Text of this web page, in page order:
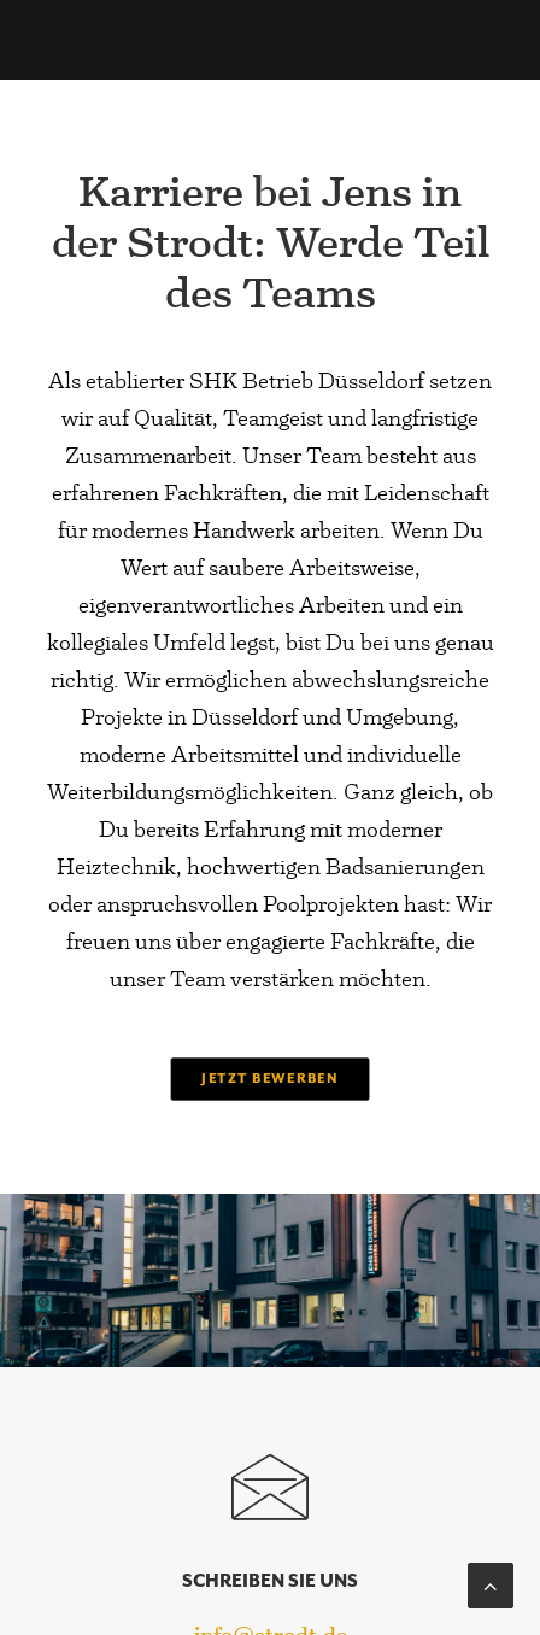
Karriere bei Jens in
der Strodt: Werde Teil
des Teams
Als etablierter SHK Betrieb Düsseldorf setzen
wir auf Qualität, Teamgeist und langfristige
Zusammenarbeit. Unser Team besteht aus
erfahrenen Fachkräften, die mit Leidenschaft
für modernes Handwerk arbeiten. Wenn Du
Wert auf saubere Arbeitsweise,
eigenverantwortliches Arbeiten und ein
kollegiales Umfeld legst, bist Du bei uns genau
richtig. Wir ermöglichen abwechslungsreiche
Projekte in Düsseldorf und Umgebung,
moderne Arbeitsmittel und individuelle
Weiterbildungsmöglichkeiten. Ganz gleich, ob
Du bereits Erfahrung mit moderner
Heiztechnik, hochwertigen Badsanierungen
oder anspruchsvollen Poolprojekten hast: Wir
freuen uns über engagierte Fachkräfte, die
unser Team verstärken möchten.
JETZT BEWERBEN
SCHREIBEN SIE UNS